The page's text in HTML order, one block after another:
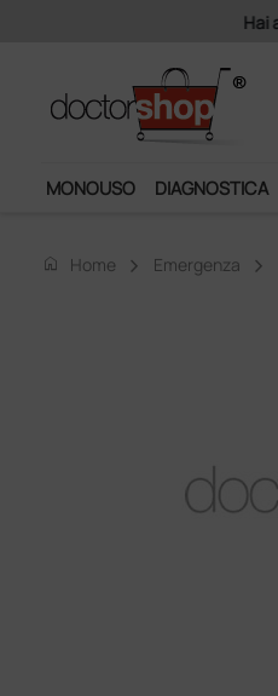
MONOUSO DIAGNOSTICA
home Home Emergenza